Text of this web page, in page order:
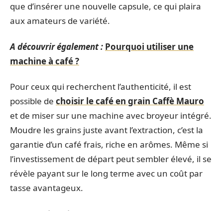
que d’insérer une nouvelle capsule, ce qui plaira
aux amateurs de variété.
A découvrir également : Pourquoi utiliser une
machine à café ?
Pour ceux qui recherchent l’authenticité, il est
possible de choisir le café en grain Caffè Mauro
et de miser sur une machine avec broyeur intégré.
Moudre les grains juste avant l’extraction, c’est la
garantie d’un café frais, riche en arômes. Même si
l’investissement de départ peut sembler élevé, il se
révèle payant sur le long terme avec un coût par
tasse avantageux.